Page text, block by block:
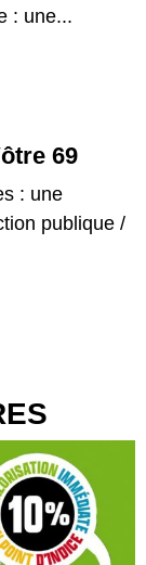
: une...
69
: une
publique /